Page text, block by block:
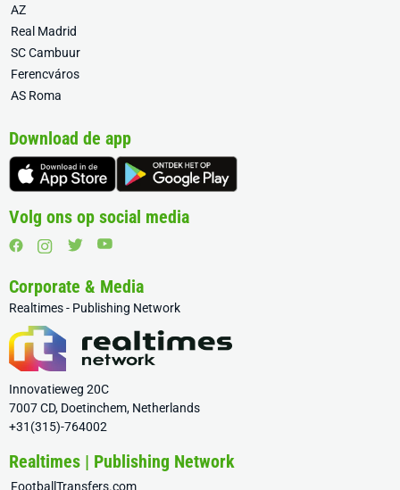
AZ
Real Madrid
SC Cambuur
Ferencváros
AS Roma
Download de app
Volg ons op social media
Corporate & Media
Realtimes - Publishing Network
Innovatieweg 20C
7007 CD, Doetinchem, Netherlands
+31(315)-764002
Realtimes | Publishing Network
FootballTransfers.com